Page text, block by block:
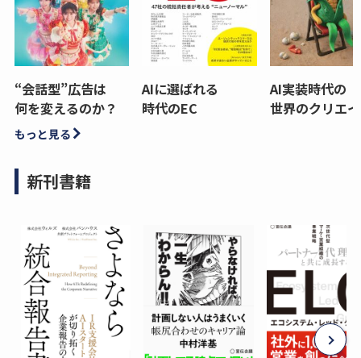
“会話型”広告は
何を変えるのか？
AIに選ばれる
時代のEC
AI実装時代の
世界のクリエ
もっと見る
新刊書籍